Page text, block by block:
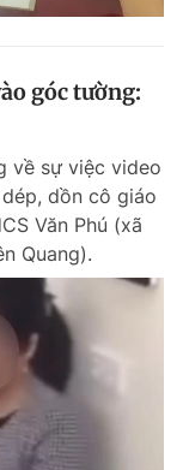
góc tường:
về sự việc video
dồn cô giáo
Văn Phú (xã
Quang).